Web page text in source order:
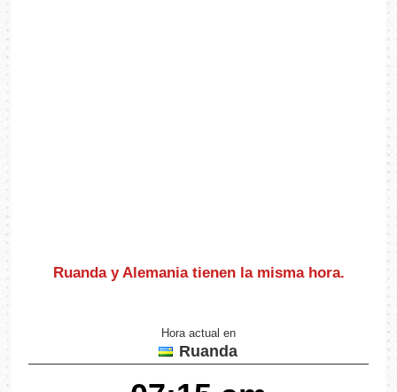
Ruanda y Alemania tienen la misma hora.
Hora actual en
Ruanda